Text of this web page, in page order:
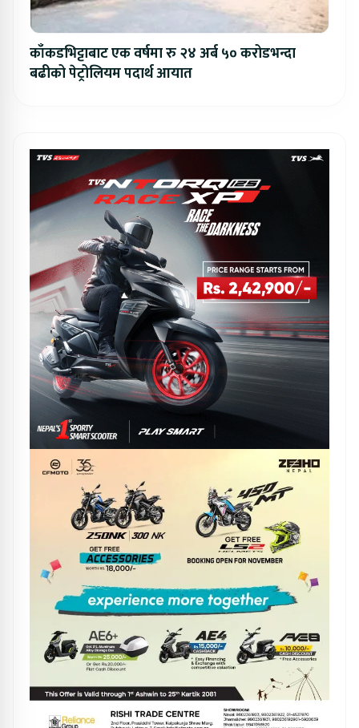
काँकडभिट्टाबाट एक वर्षमा रु २४ अर्ब ५० करोडभन्दा
बढीको पेट्रोलियम पदार्थ आयात